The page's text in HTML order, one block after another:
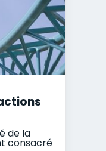
de la
consacré